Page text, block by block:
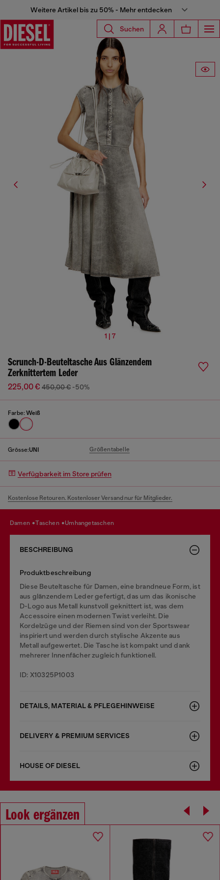
Weitere Artikel bis zu 50% - Mehr entdecken
Suchen
1 | 7
Scrunch-D-Beuteltasche Aus Glänzendem
Zerknittertem Leder
225,00 € 450,00 € -50%
Farbe: Weiß
Grösse:UNI Größentabelle
Verfügbarkeit im Store prüfen
Kostenlose Retouren. Kostenloser Versand nur für Mitglieder.
damen taschen umhangetaschen
BESCHREIBUNG
Produktbeschreibung
Diese Beuteltasche für Damen, eine brandneue Form, ist
aus glänzendem Leder gefertigt, das um das ikonische
D-Logo aus Metall kunstvoll geknittert ist, was dem
Accessoire einen modernen Twist verleiht. Die
Kordelzüge und der Riemen sind von der Sportswear
inspiriert und werden durch stylische Akzente aus
Metall aufgewertet. Die Tasche ist kompakt und dank
mehrerer Innenfächer zugleich funktionell.
ID: X10325P1003
DETAILS, MATERIAL & PFLEGEHINWEISE
DELIVERY & PREMIUM SERVICES
HOUSE OF DIESEL
Look ergänzen